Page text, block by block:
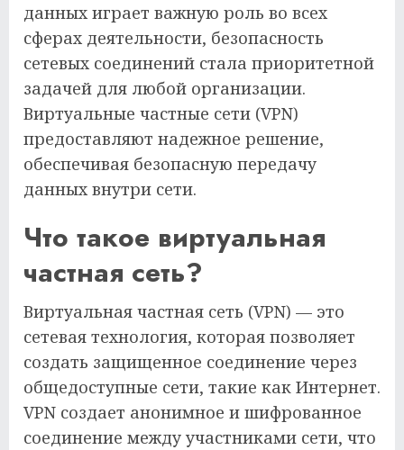
данных играет важную роль во всех
сферах деятельности, безопасность
сетевых соединений стала приоритетной
задачей для любой организации.
Виртуальные частные сети (VPN)
предоставляют надежное решение,
обеспечивая безопасную передачу
данных внутри сети.
Что такое виртуальная
частная сеть?
Виртуальная частная сеть (VPN) — это
сетевая технология, которая позволяет
создать защищенное соединение через
общедоступные сети, такие как Интернет.
VPN создает анонимное и шифрованное
соединение между участниками сети, что